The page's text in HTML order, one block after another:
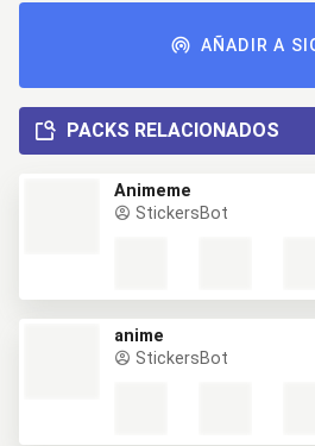
AÑADIR A
PACKS RELACIONADOS
Animeme
StickersBot
anime
StickersBot